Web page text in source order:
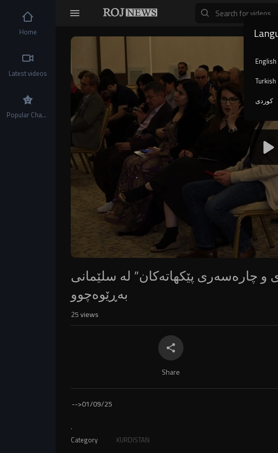
Video
و چارەسەری پێکهاتەکان” لە سلێمانی
بەڕێوەچوو
25views
Share
-->01/09/25
.
Category KURDISTAN
Home
Latest videos
Popular Channels
English
Turkish
کوردی